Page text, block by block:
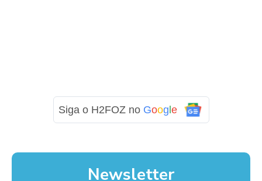
Siga o H2FOZ no Google
Newsletter